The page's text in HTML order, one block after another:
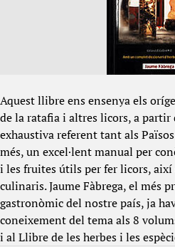
Aquest llibre ens ensenya els
de la ratafia i altres licors, a
exhaustiva referent tant als
més, un excel·lent manual per
i les fruites útils per fer licors, així
culinaris. Jaume Fàbrega, el més
gastronòmic del nostre país, ja
coneixement del tema als 8
i al Llibre de les herbes i les